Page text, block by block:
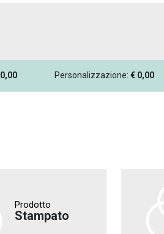
0,00 Personalizzazione:€ 0,00
Prodotto
Stampato